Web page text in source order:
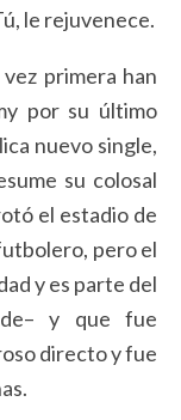
le rejuvenece.
primera han
por su último
nuevo single,
su colosal
el estadio de
pero el
y es parte del
y que fue
directo y fue